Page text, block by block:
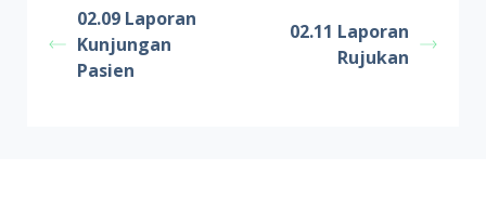
02.09 Laporan
Kunjungan
Pasien
02.11 Laporan
Rujukan